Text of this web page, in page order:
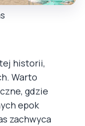
historii,
Warto
gdzie
epok
zachwyca